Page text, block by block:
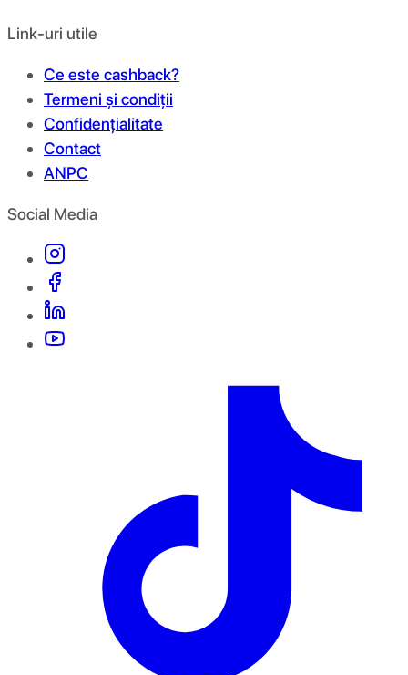
Link-uri utile
Ce este cashback?
Termeni și condiții
Confidențialitate
Contact
ANPC
Social Media